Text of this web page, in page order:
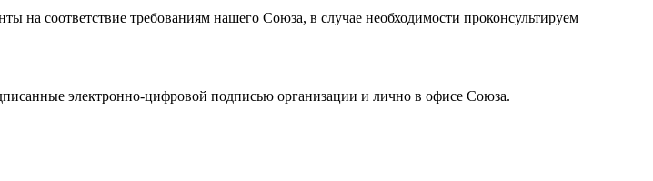
соответствие требованиям нашего Союза, в случае необходимости проконсультируем
электронно-цифровой подписью организации и лично в офисе Союза.